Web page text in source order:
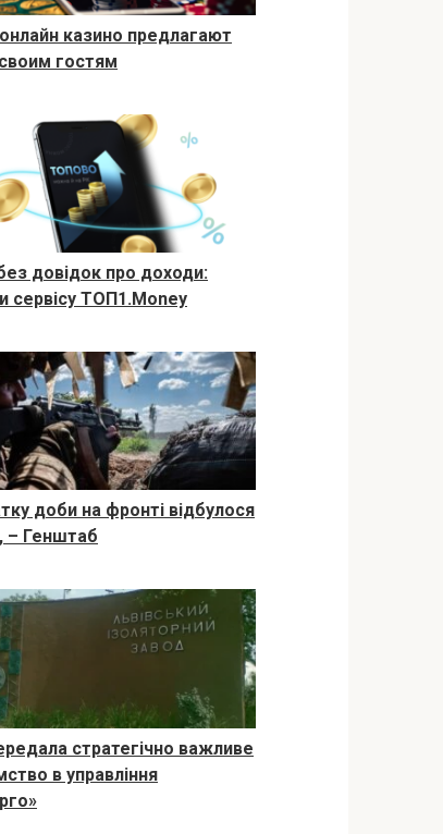
казино предлагают
гостям
довідок про доходи:
сервісу ТОП1.Money
доби на фронті відбулося
– Генштаб
стратегічно важливе
в управління